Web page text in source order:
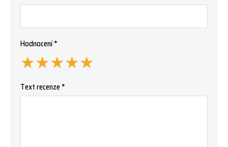
Hodnocení *
★
★
★
★
★
Text recenze *